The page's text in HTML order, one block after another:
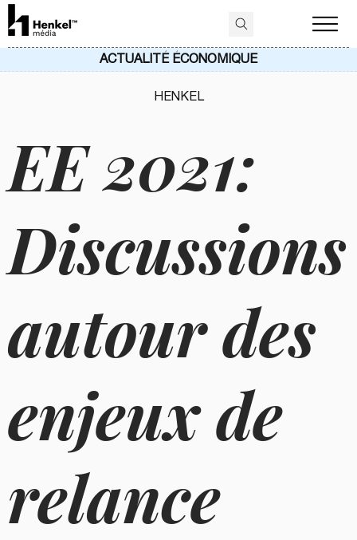
EE 2021:
Discussions
autour des
enjeux de
relance
HENKEL
ACTUALITÉ ÉCONOMIQUE